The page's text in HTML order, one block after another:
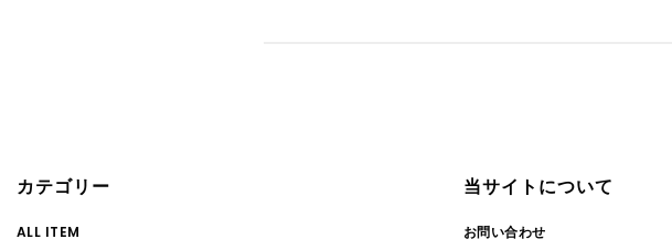
カテゴリー
ALL ITEM
当サイトについて
お問い合わせ